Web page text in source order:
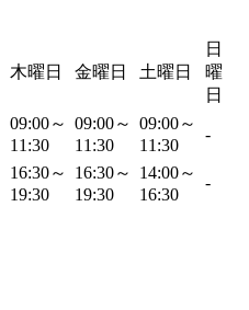
木曜日 金曜日 土曜日
日
曜
日
09:00～
11:30
09:00～
11:30
09:00～
11:30
-
16:30～
19:30
16:30～
19:30
14:00～
16:30
-